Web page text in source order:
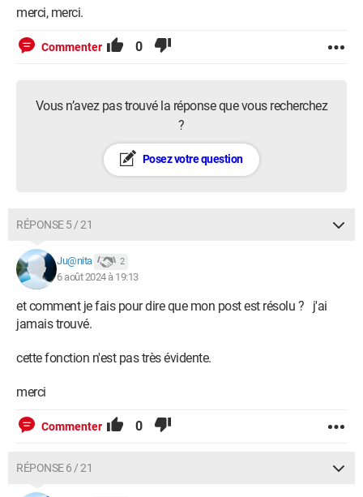
merci, merci.
Commenter 0
Vous n’avez pas trouvé la réponse que vous recherchez
?
Posez votre question
RÉPONSE 5 / 21
Ju@nita 2
6 août 2024 à 19:13
et comment je fais pour dire que mon post est résolu ? j'ai
jamais trouvé.
cette fonction n'est pas très évidente.
merci
Commenter 0
RÉPONSE 6 / 21